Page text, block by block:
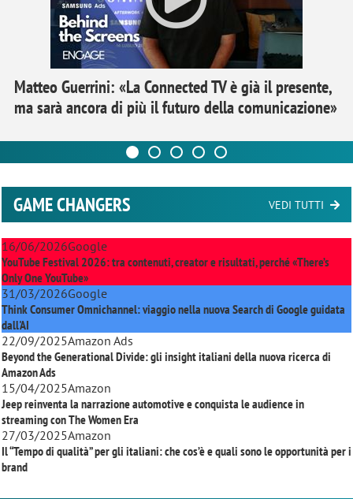
Matteo Guerrini: «La Connected TV è già il presente,
ma sarà ancora di più il futuro della comunicazione»
GAME CHANGERS VEDI TUTTI
16/06/2026Google
YouTube Festival 2026: tra contenuti, creator e risultati, perché «There’s
Only One YouTube»
31/03/2026Google
Think Consumer Omnichannel: viaggio nella nuova Search di Google guidata
dall'AI
22/09/2025Amazon Ads
Beyond the Generational Divide: gli insight italiani della nuova ricerca di
Amazon Ads
15/04/2025Amazon
Jeep reinventa la narrazione automotive e conquista le audience in
streaming conThe Women Era
27/03/2025Amazon
Il “Tempo di qualità” per gli italiani: che cos’è e quali sono le opportunità per i
brand